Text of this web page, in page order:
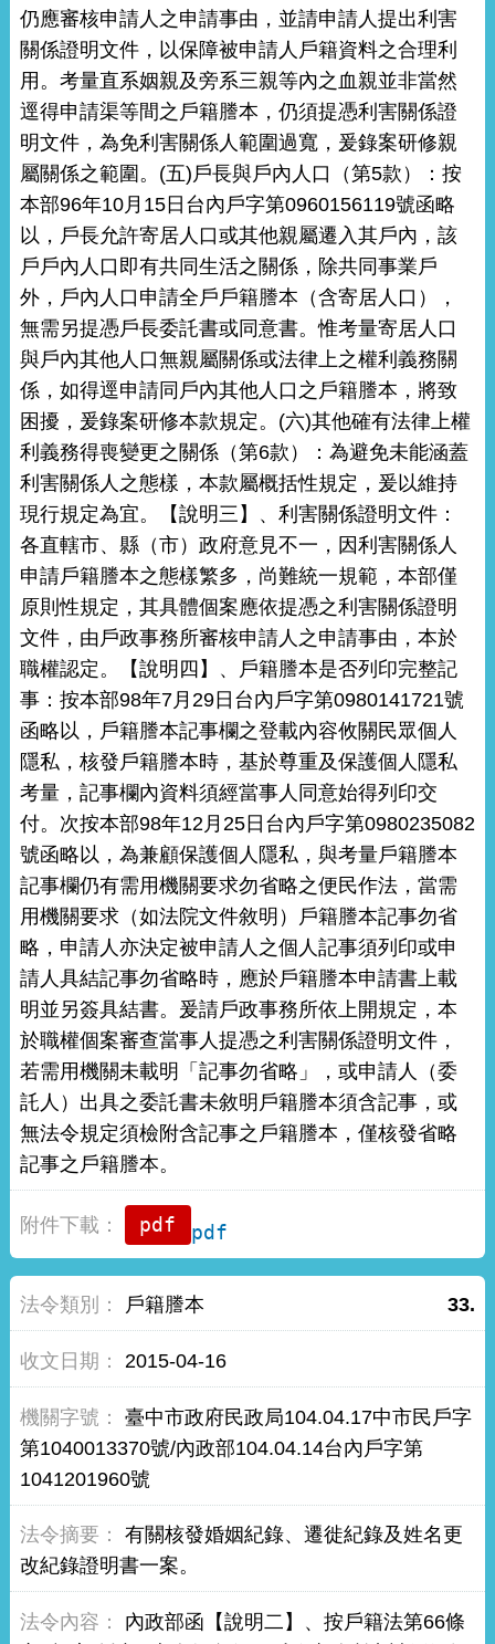
仍應審核申請人之申請事由，並請申請人提出利害
關係證明文件，以保障被申請人戶籍資料之合理利
用。考量直系姻親及旁系三親等內之血親並非當然
逕得申請渠等間之戶籍謄本，仍須提憑利害關係證
明文件，為免利害關係人範圍過寬，爰錄案研修親
屬關係之範圍。(五)戶長與戶內人口（第5款）：按
本部96年10月15日台內戶字第0960156119號函略
以，戶長允許寄居人口或其他親屬遷入其戶內，該
戶戶內人口即有共同生活之關係，除共同事業戶
外，戶內人口申請全戶戶籍謄本（含寄居人口），
無需另提憑戶長委託書或同意書。惟考量寄居人口
與戶內其他人口無親屬關係或法律上之權利義務關
係，如得逕申請同戶內其他人口之戶籍謄本，將致
困擾，爰錄案研修本款規定。(六)其他確有法律上權
利義務得喪變更之關係（第6款）：為避免未能涵蓋
利害關係人之態樣，本款屬概括性規定，爰以維持
現行規定為宜。【說明三】、利害關係證明文件：
各直轄市、縣（市）政府意見不一，因利害關係人
申請戶籍謄本之態樣繁多，尚難統一規範，本部僅
原則性規定，其具體個案應依提憑之利害關係證明
文件，由戶政事務所審核申請人之申請事由，本於
職權認定。【說明四】、戶籍謄本是否列印完整記
事：按本部98年7月29日台內戶字第0980141721號
函略以，戶籍謄本記事欄之登載內容攸關民眾個人
隱私，核發戶籍謄本時，基於尊重及保護個人隱私
考量，記事欄內資料須經當事人同意始得列印交
付。次按本部98年12月25日台內戶字第0980235082
號函略以，為兼顧保護個人隱私，與考量戶籍謄本
記事欄仍有需用機關要求勿省略之便民作法，當需
用機關要求（如法院文件敘明）戶籍謄本記事勿省
略，申請人亦決定被申請人之個人記事須列印或申
請人具結記事勿省略時，應於戶籍謄本申請書上載
明並另簽具結書。爰請戶政事務所依上開規定，本
於職權個案審查當事人提憑之利害關係證明文件，
若需用機關未載明「記事勿省略」，或申請人（委
託人）出具之委託書未敘明戶籍謄本須含記事，或
無法令規定須檢附含記事之戶籍謄本，僅核發省略
記事之戶籍謄本。
pdf
33.
戶籍謄本
2015-04-16
臺中市政府民政局104.04.17中市民戶字
第1040013370號/內政部104.04.14台內戶字第
1041201960號
有關核發婚姻紀錄、遷徙紀錄及姓名更
改紀錄證明書一案。
內政部函【說明二】、按戶籍法第66條